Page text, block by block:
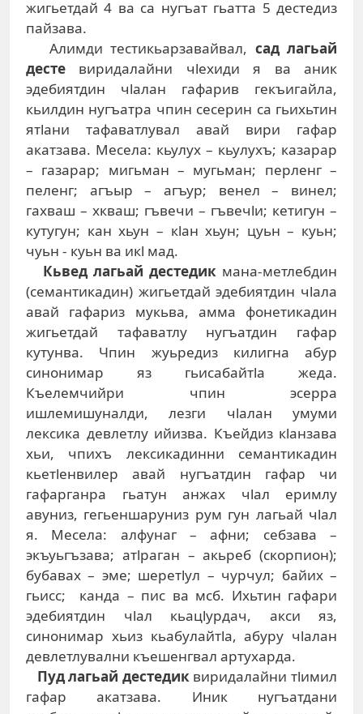
жигьетдай 4 ва са нугъат гьатта 5 дестедиз
пайзава.
Алимди тестикьарзавайвал, сад лагьай
десте виридалайни чlехиди я ва аник
эдебиятдин чlалан гафарив гекъигайла,
кьилдин нугъатра чпин сесерин са гьихьтин
ятlани тафаватлувал авай вири гафар
акатзава. Месела: кьулух – кьулухъ; казарар
– газарар; мигьман – мугьман; перленг –
пеленг; агъыр – агъур; венел – винел;
гахваш – хкваш; гъвечи – гъвечlи; кетигун –
кутугун; кан хьун – кlан хьун; цуьн – куьн;
чуьн - куьн ва икl мад.
Кьвед лагьай дестедик мана-метлебдин
(семантикадин) жигьетдай эдебиятдин чlала
авай гафариз мукьва, амма фонетикадин
жигьетдай тафаватлу нугъатдин гафар
кутунва. Чпин жуьредиз килигна абур
синонимар яз гьисабайтlа жеда.
Къелемчийри чпин эсерра
ишлемишуналди, лезги чlалан умуми
лексика девлетлу ийизва. Къейдиз кlанзава
хьи, чпихъ лексикадинни семантикадин
кьетlенвилер авай нугъатдин гафар чи
гафарганра гьатун анжах чlал еримлу
авуниз, гегьеншаруниз рум гун лагьай чlал
я. Месела: алфунаг – афни; себзава –
экъуьгъзава; атlраган – акьреб (скорпион);
бубавах – эме; шеретlул – чурчул; байих –
гьисс; канда – пис ва мсб. Ихьтин гафари
эдебиятдин чlал кьацlурдач, акси яз,
синонимар хьиз кьабулайтlа, абуру чlалан
девлетлувални къешенгвал артухарда.
Пуд лагьай дестедиквиридалайни тlимил
гафар акатзава. Иник нугъатдани